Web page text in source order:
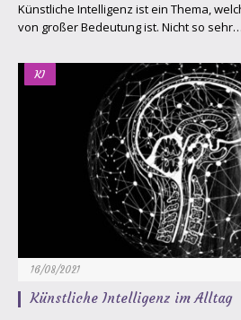
Künstliche Intelligenz ist ein Thema,
von großer Bedeutung ist. Nicht so sehr…
KI
16/08/2021
Künstliche Intelligenz im Alltag